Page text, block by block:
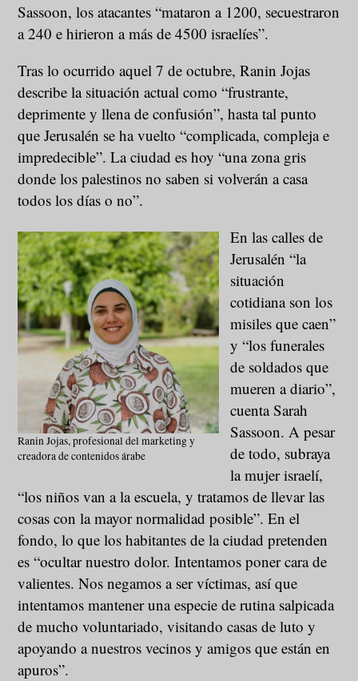
Sassoon, los atacantes “mataron a 1200, secuestraron
a 240 e hirieron a más de 4500 israelíes”.
Tras lo ocurrido aquel 7 de octubre, Ranin Jojas
describe la situación actual como “frustrante,
deprimente y llena de confusión”, hasta tal punto
que Jerusalén se ha vuelto “complicada, compleja e
impredecible”. La ciudad es hoy “una zona gris
donde los palestinos no saben si volverán a casa
todos los días o no”.
Ranin Jojas, profesional del marketing y
creadora de contenidos árabe
En las calles de
Jerusalén “la
situación
cotidiana son los
misiles que caen”
y “los funerales
de soldados que
mueren a diario”,
cuenta Sarah
Sassoon. A pesar
de todo, subraya
la mujer israelí,
“los niños van a la escuela, y tratamos de llevar las
cosas con la mayor normalidad posible”. En el
fondo, lo que los habitantes de la ciudad pretenden
es “ocultar nuestro dolor. Intentamos poner cara de
valientes. Nos negamos a ser víctimas, así que
intentamos mantener una especie de rutina salpicada
de mucho voluntariado, visitando casas de luto y
apoyando a nuestros vecinos y amigos que están en
apuros”.